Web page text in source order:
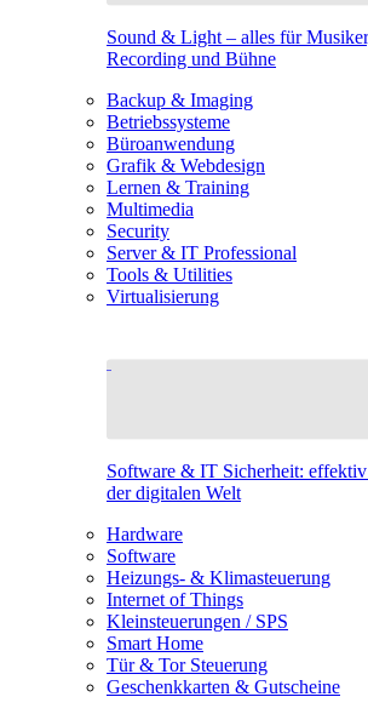
Sound & Light – alles für
Recording und Bühne
Backup & Imaging
Betriebssysteme
Büroanwendung
Grafik & Webdesign
Lernen & Training
Multimedia
Security
Server & IT Professional
Tools & Utilities
Virtualisierung
Software & IT Sicherheit:
der digitalen Welt
Hardware
Software
Heizungs- & Klimasteuerung
Internet of Things
Kleinsteuerungen / SPS
Smart Home
Tür & Tor Steuerung
Geschenkkarten & Gutscheine